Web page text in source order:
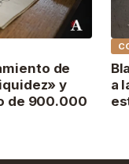
de
y
de 900.000
a